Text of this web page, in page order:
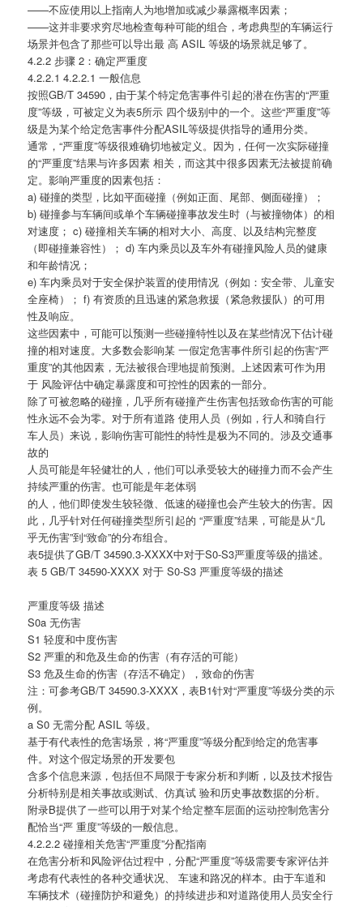
——不应使用以上指南人为地增加或减少暴露概率因素；
——这并非要求穷尽地检查每种可能的组合，考虑典型的车辆运行
场景并包含了那些可以导出最 高 ASIL 等级的场景就足够了。
4.2.2 步骤 2：确定严重度
4.2.2.1 4.2.2.1 一般信息
按照GB/T 34590，由于某个特定危害事件引起的潜在伤害的“严重
度”等级，可被定义为表5所示 四个级别中的一个。这些“严重度”等
级是为某个给定危害事件分配ASIL等级提供指导的通用分类。
通常，“严重度”等级很难确切地被定义。因为，任何一次实际碰撞
的“严重度”结果与许多因素 相关，而这其中很多因素无法被提前确
定。影响严重度的因素包括：
a) 碰撞的类型，比如平面碰撞（例如正面、尾部、侧面碰撞）；
b) 碰撞参与车辆间或单个车辆碰撞事故发生时（与被撞物体）的相
对速度； c) 碰撞相关车辆的相对大小、高度、以及结构完整度
（即碰撞兼容性）； d) 车内乘员以及车外有碰撞风险人员的健康
和年龄情况；
e) 车内乘员对于安全保护装置的使用情况（例如：安全带、儿童安
全座椅）； f) 有资质的且迅速的紧急救援（紧急救援队）的可用
性及响应。
这些因素中，可能可以预测一些碰撞特性以及在某些情况下估计碰
撞的相对速度。大多数会影响某 一假定危害事件所引起的伤害“严
重度”的其他因素，无法被很合理地提前预测。上述因素可作为用
于 风险评估中确定暴露度和可控性的因素的一部分。
除了可被忽略的碰撞，几乎所有碰撞产生伤害包括致命伤害的可能
性永远不会为零。对于所有道路 使用人员（例如，行人和骑自行
车人员）来说，影响伤害可能性的特性是极为不同的。涉及交通事
故的
人员可能是年轻健壮的人，他们可以承受较大的碰撞力而不会产生
持续严重的伤害。也可能是年老体弱
的人，他们即使发生较轻微、低速的碰撞也会产生较大的伤害。因
此，几乎针对任何碰撞类型所引起的 “严重度”结果，可能是从“几
乎无伤害”到“致命”的分布组合。
表5提供了GB/T 34590.3-XXXX中对于S0-S3严重度等级的描述。
表 5 GB/T 34590-XXXX 对于 S0-S3 严重度等级的描述
严重度等级 描述
S0a 无伤害
S1 轻度和中度伤害
S2 严重的和危及生命的伤害（有存活的可能）
S3 危及生命的伤害（存活不确定），致命的伤害
注：可参考GB/T 34590.3-XXXX，表B1针对“严重度”等级分类的示
例。
a S0 无需分配 ASIL 等级。
基于有代表性的危害场景，将“严重度”等级分配到给定的危害事
件。对这个假定场景的开发要包
含多个信息来源，包括但不局限于专家分析和判断，以及技术报告
分析特别是相关事故或测试、仿真试 验和历史事故数据的分析。
附录B提供了一些可以用于对某个给定整车层面的运动控制危害分
配恰当“严 重度”等级的一般信息。
4.2.2.2 碰撞相关危害“严重度”分配指南
在危害分析和风险评估过程中，分配“严重度”等级需要专家评估并
考虑有代表性的各种交通状况、 车速和路况的样本。由于车道和
车辆技术（碰撞防护和避免）的持续进步和对道路使用人员安全行